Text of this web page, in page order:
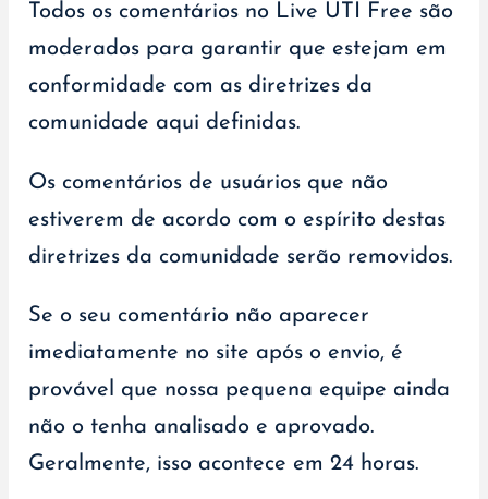
Todos os comentários no Live UTI Free são
moderados para garantir que estejam em
conformidade com as diretrizes da
comunidade aqui definidas.
Os comentários de usuários que não
estiverem de acordo com o espírito destas
diretrizes da comunidade serão removidos.
Se o seu comentário não aparecer
imediatamente no site após o envio, é
provável que nossa pequena equipe ainda
não o tenha analisado e aprovado.
Geralmente, isso acontece em 24 horas.